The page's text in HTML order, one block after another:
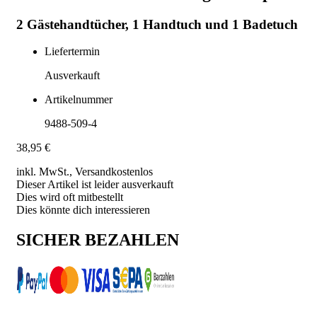
2 Gästehandtücher, 1 Handtuch und 1 Badetuch
Liefertermin
Ausverkauft
Artikelnummer
9488-509-4
38,95 €
inkl. MwSt., Versandkostenlos
Dieser Artikel ist leider ausverkauft
Dies wird oft mitbestellt
Dies könnte dich interessieren
SICHER BEZAHLEN